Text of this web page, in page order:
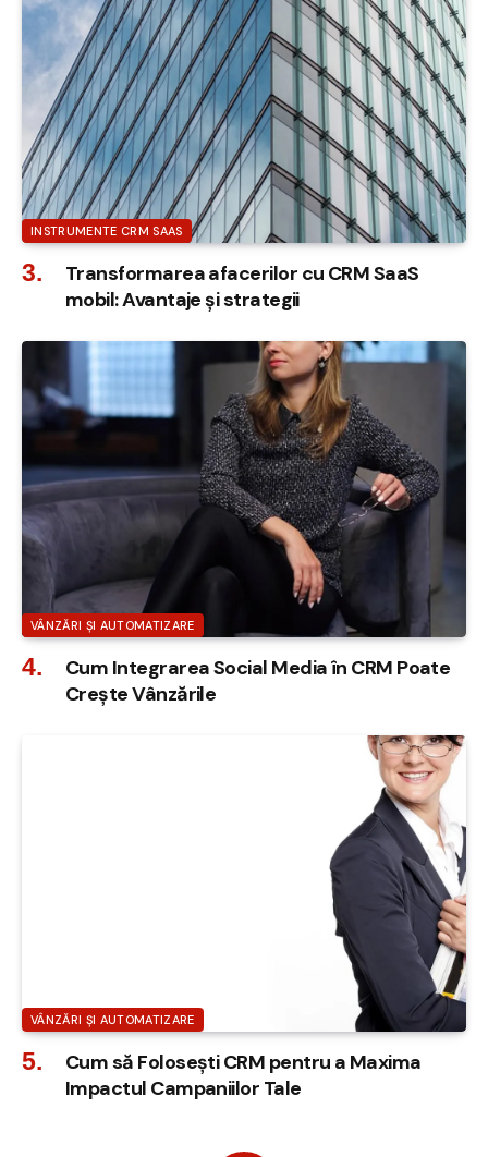
INSTRUMENTE CRM SAAS
Transformarea afacerilor cu CRM SaaS
mobil: Avantaje și strategii
VÂNZĂRI ȘI AUTOMATIZARE
Cum Integrarea Social Media în CRM Poate
Crește Vânzările
VÂNZĂRI ȘI AUTOMATIZARE
Cum să Folosești CRM pentru a Maxima
Impactul Campaniilor Tale